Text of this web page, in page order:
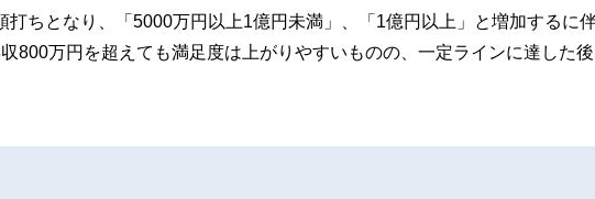
ちとなり、「5000万円以上1億円未満」、「1億円以上」と増加するに
800万円を超えても満足度は上がりやすいものの、一定ラインに達した